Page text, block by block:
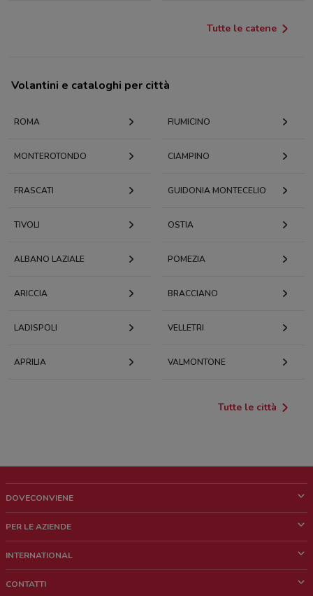
Tutte le catene
Volantini e cataloghi per città
ROMA FIUMICINO
MONTEROTONDO CIAMPINO
FRASCATI GUIDONIA MONTECELIO
TIVOLI OSTIA
ALBANO LAZIALE POMEZIA
ARICCIA BRACCIANO
LADISPOLI VELLETRI
APRILIA VALMONTONE
Tutte le città
DOVECONVIENE
Chi siamo
Lavora con noi
PER LE AZIENDE
Richieste commerciali e marketing
INTERNATIONAL
CONTATTI